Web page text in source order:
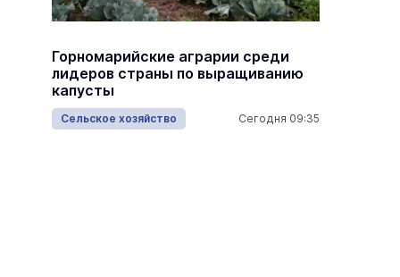
Горномарийские аграрии среди
лидеров страны по выращиванию
капусты
Сельское хозяйство Сегодня 09:35